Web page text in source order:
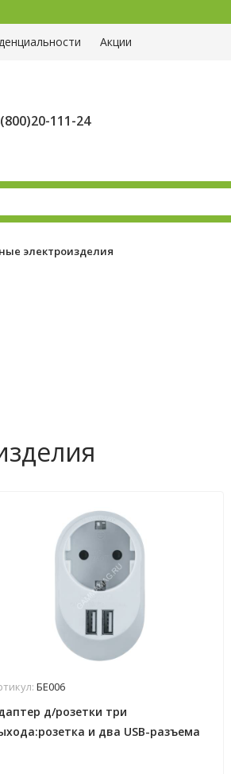
Акции
111-24
электроизделия
БЕ006
д/розетки три
и два USB-разъема